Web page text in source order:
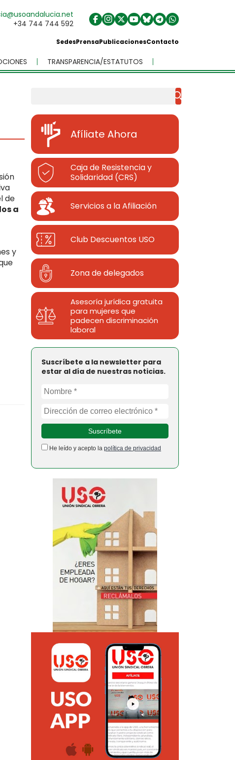
+34 744 744 592
SedesPrensaPublicacionesContacto
TRANSPARENCIA/ESTATUTOS
de
a
y
Afíliate Ahora
Caja de Resistencia y
Solidaridad (CRS)
Servicios a la Afiliación
Club Descuentos USO
Zona de delegados
Asesoría jurídica gratuita
para mujeres que
padecen discriminación
laboral
Suscríbete a la newsletter para
estar al día de nuestras noticias.
He leído y acepto la política de privacidad